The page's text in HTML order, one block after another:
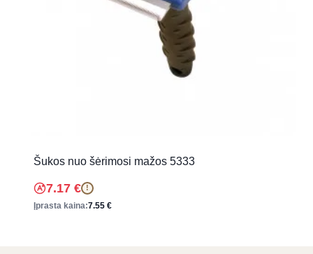
Šukos nuo šėrimosi mažos 5333
7.17 € !
Įprasta kaina:7.55 €